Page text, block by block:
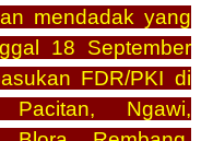
mendadak yang
18 September
FDR/PKI di
Pacitan, Ngawi,